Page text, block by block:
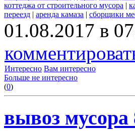
коттеджа от строительного мусора |
переезд | аренда камаза | сборщики
01.08.2017 в
Интересно Вам интересно
Больше не интересно
(0)
вывоз мусора